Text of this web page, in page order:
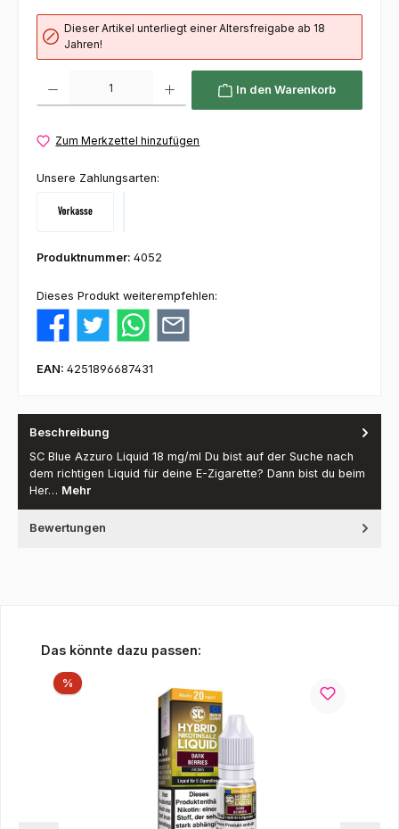
Dieser Artikel unterliegt einer Altersfreigabe ab 18
Jahren!
In den Warenkorb
Zum Merkzettel hinzufügen
Unsere Zahlungsarten:
Produktnummer: 4052
Dieses Produkt weiterempfehlen:
EAN: 4251896687431
Beschreibung
SC Blue Azzuro Liquid 18 mg/ml Du bist auf der Suche nach
dem richtigen Liquid für deine E-Zigarette? Dann bist du beim
Her… Mehr
Bewertungen
Produktgalerie überspringen
Das könnte dazu passen:
%Rabatt